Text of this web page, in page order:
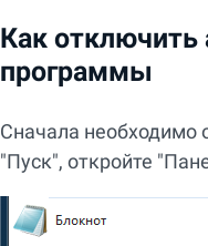
Как отключить
программы
Сначала необходимо
"Пуск", откройте